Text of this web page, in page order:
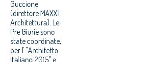
Guccione
(direttore MAXXI
Architettura). Le
Pre Giurie sono
state coordinate,
per l' "Architetto
Italiano 2015" e